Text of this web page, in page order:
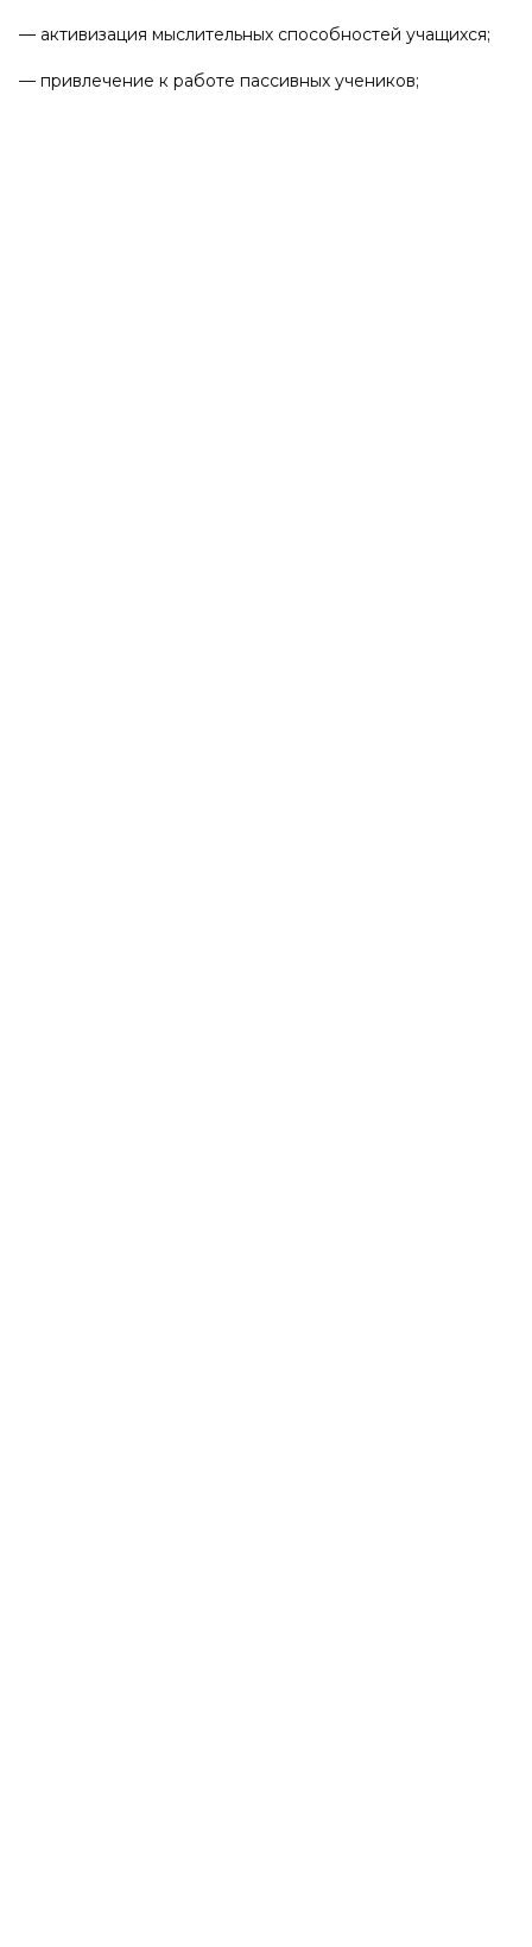
— активизация мыслительных способностей учащихся;
— привлечение к работе пассивных учеников;